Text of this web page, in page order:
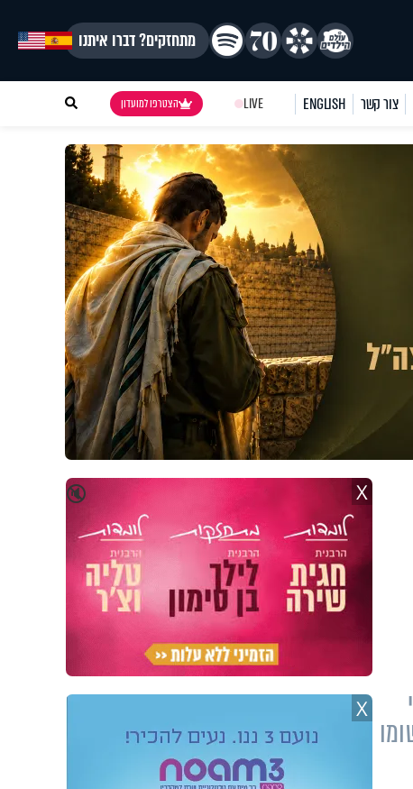
מתחזקים? דברו איתנו
צור קשר ENGLISH
LIVE הצטרפו למועדון
🔇 X
X